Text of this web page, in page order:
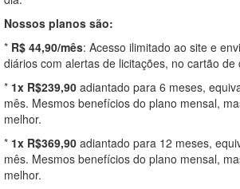
Nossos planos são:
* R$ 44,90/mês: Acesso ilimitado ao site e
diários com alertas de licitações, no cartão de
* 1x R$239,90 adiantado para 6 meses,
mês. Mesmos benefícios do plano mensal,
melhor.
* 1x R$369,90 adiantado para 12 meses,
mês. Mesmos benefícios do plano mensal,
melhor.